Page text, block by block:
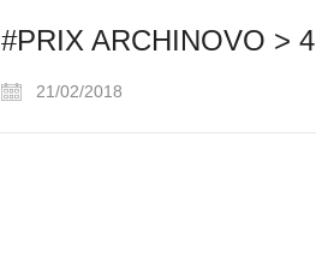
#PRIX ARCHINOVO > 4
21/02/2018